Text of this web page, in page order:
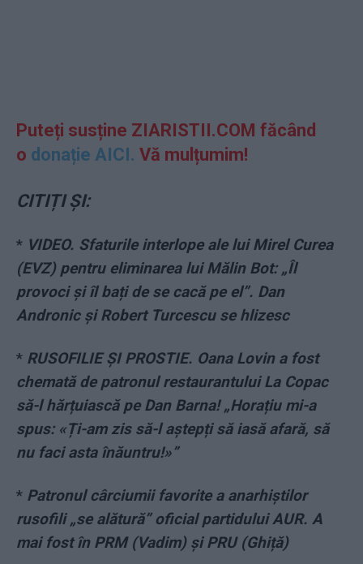
Puteți susține ZIARISTII.COM făcând
o donație AICI. Vă mulțumim!
CITIȚI ȘI:
* VIDEO. Sfaturile interlope ale lui Mirel Curea
(EVZ) pentru eliminarea lui Mălin Bot: „Îl
provoci și îl bați de se cacă pe el”. Dan
Andronic și Robert Turcescu se hlizesc
* RUSOFILIE ȘI PROSTIE. Oana Lovin a fost
chemată de patronul restaurantului La Copac
să-l hărțuiască pe Dan Barna! „Horațiu mi-a
spus: «Ți-am zis să-l aștepți să iasă afară, să
nu faci asta înăuntru!»”
* Patronul cârciumii favorite a anarhiștilor
rusofili „se alătură” oficial partidului AUR. A
mai fost în PRM (Vadim) și PRU (Ghiță)